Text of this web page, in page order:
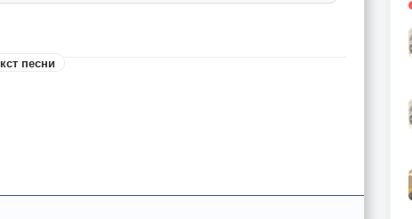
песни